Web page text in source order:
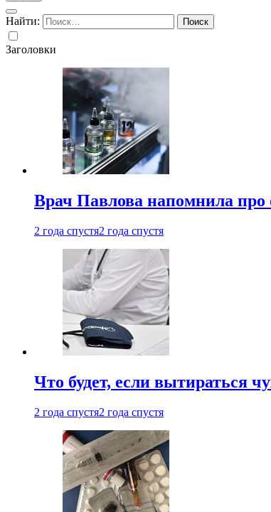
Найти:
Заголовки
Врач Павлова напомнила про
2 года спустя2 года спустя
Что будет, если вытираться
2 года спустя2 года спустя